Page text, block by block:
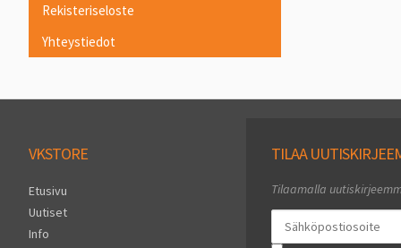
Rekisteriseloste
Yhteystiedot
VKSTORE
Etusivu
Uutiset
Info
TILAA
Tilaamalla